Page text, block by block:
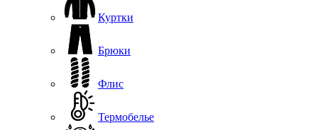
Куртки
Брюки
Флис
Термобелье